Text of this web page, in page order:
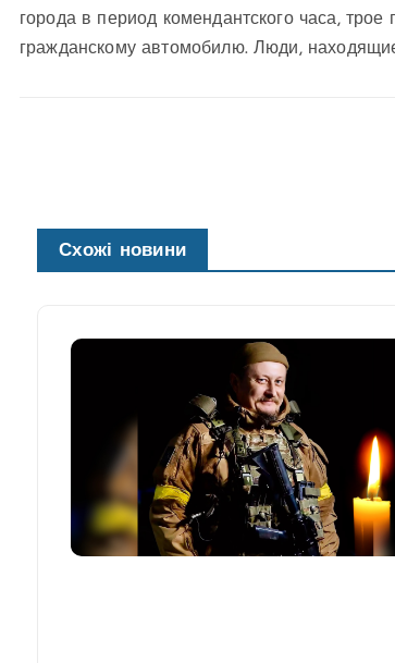
города в период комендантского часа,
гражданскому автомобилю. Люди,
Схожі новини